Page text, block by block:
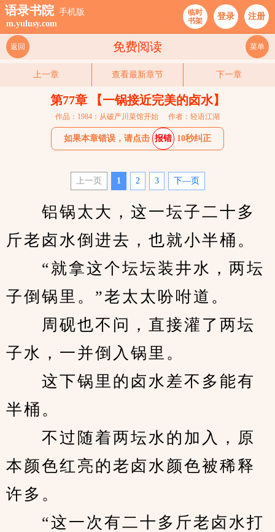
语录书院 手机版
m.yulusy.com
临时
书架
登录 注册
免费阅读
返回 菜单
上一章 查看最新章节 下一章
第77章 【一锅接近完美的卤水】
作品：1984：从破产川菜馆开始 作者：轻语江湖
如果本章错误，请点击 报错 10秒纠正
上一页 1 2 3 下—页
铝锅太大，这一坛子二十多
斤老卤水倒进去，也就小半桶。
“就拿这个坛坛装井水，两坛
子倒锅里。”老太太吩咐道。
周砚也不问，直接灌了两坛
子水，一并倒入锅里。
这下锅里的卤水差不多能有
半桶。
不过随着两坛水的加入，原
本颜色红亮的老卤水颜色被稀释
许多。
“这一次有二十多斤老卤水打